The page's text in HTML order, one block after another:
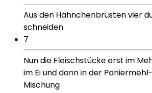
Aus den Hähnchenbrüsten vier
schneiden
7
Nun die Fleischstücke erst im
im Ei und dann in der
Mischung